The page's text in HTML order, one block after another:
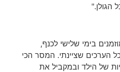
הגולן."
בימי שלישי לכנף,
הערכים שציינתי. המסר הכי
של הילד ובמקביל את